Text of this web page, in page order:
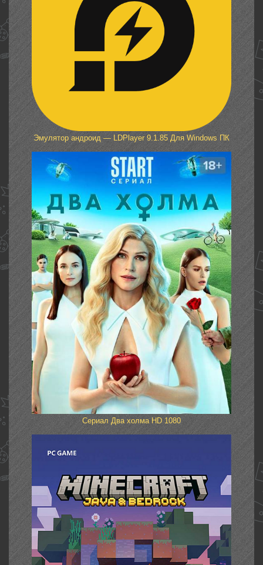
Эмулятор андроид — LDPlayer 9.1.85 Для Windows ПК
Сериал Два холма HD 1080